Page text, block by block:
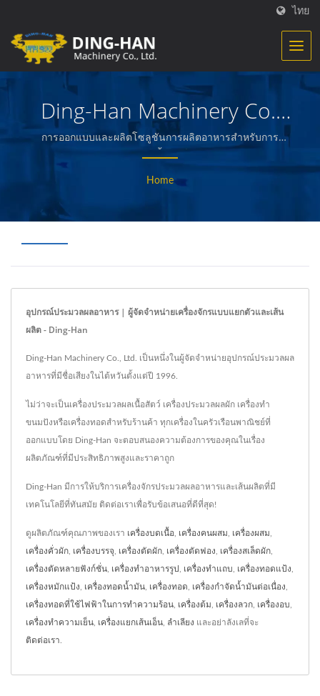
ไทย
Ding-Han Machinery Co.,
Ltd.
การออกแบบและผลิตโซลูชันการผลิตอาหารสำหรับการ
ประมวลผลเนื้อสัตว์และผัก
Home
อุปกรณ์ประมวลผลอาหาร | ผู้จัดจำหน่ายเครื่องจักรแบบแยกตัวและเส้น
ผลิต - Ding-Han
Ding-Han Machinery Co., Ltd. เป็นหนึ่งในผู้จัดจำหน่ายอุปกรณ์ประมวลผล
อาหารที่มีชื่อเสียงในไต้หวันตั้งแต่ปี 1996.
ไม่ว่าจะเป็นเครื่องประมวลผลเนื้อสัตว์ เครื่องประมวลผลผัก เครื่องทำ
ขนมปังหรือเครื่องทอดสำหรับร้านค้า ทุกเครื่องในครัวเรือนพาณิชย์ที่
ออกแบบโดย Ding-Han จะตอบสนองความต้องการของคุณในเรื่อง
ผลิตภัณฑ์ที่มีประสิทธิภาพสูงและราคาถูก
Ding-Han มีการให้บริการเครื่องจักรประมวลผลอาหารและเส้นผลิตที่มี
เทคโนโลยีที่ทันสมัย ติดต่อเราเพื่อรับข้อเสนอที่ดีที่สุด!
ดูผลิตภัณฑ์คุณภาพของเรา เครื่องบดเนื้อ เครื่องคนผสม เครื่องผสม
เครื่องคั่วผัก เครื่องบรรจุ เครื่องตัดผัก เครื่องตัดฟอง เครื่องสเล็ดผัก
เครื่องตัดหลายฟังก์ชั่น เครื่องทำอาหารรูป เครื่องทำแถบ เครื่องทอดแป้ง
เครื่องหมักแป้ง เครื่องทอดน้ำมัน เครื่องทอด เครื่องกำจัดน้ำมันต่อเนื่อง
เครื่องทอดที่ใช้ไฟฟ้าในการทำความร้อน เครื่องต้ม เครื่องลวก เครื่องอบ
เครื่องทำความเย็น เครื่องแยกเส้นเอ็น ลำเลียง และอย่าลังเลที่จะ
ติดต่อเรา